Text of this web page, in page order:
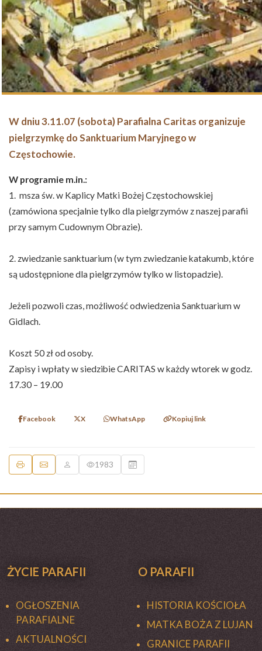
W dniu 3.11.07 (sobota) Parafialna Caritas organizuje
pielgrzymkę do Sanktuarium Maryjnego w
Częstochowie.
W programie m.in.:
1. msza św. w Kaplicy Matki Bożej Częstochowskiej
(zamówiona specjalnie tylko dla pielgrzymów z naszej parafii
przy samym Cudownym Obrazie).
2. zwiedzanie sanktuarium (w tym zwiedzanie katakumb, które
są udostępnione dla pielgrzymów tylko w listopadzie).
Jeżeli pozwoli czas, możliwość odwiedzenia Sanktuarium w
Gidlach.
Koszt 50 zł od osoby.
Zapisy i wpłaty w siedzibie CARITAS w każdy wtorek w godz.
17.30 – 19.00
Facebook X WhatsApp Kopiuj link
1983
ŻYCIE PARAFII
OGŁOSZENIA
PARAFIALNE
AKTUALNOŚCI
O PARAFII
HISTORIA KOŚCIOŁA
MATKA BOŻA Z LUJAN
GRANICE PARAFII